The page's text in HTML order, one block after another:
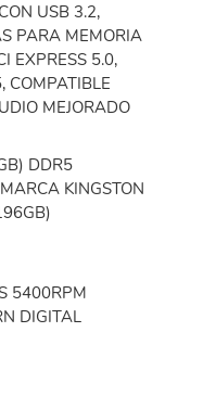
USB 3.2,
PARA MEMORIA
EXPRESS 5.0,
COMPATIBLE
MEJORADO
DDR5
KINGSTON
5400RPM
DIGITAL